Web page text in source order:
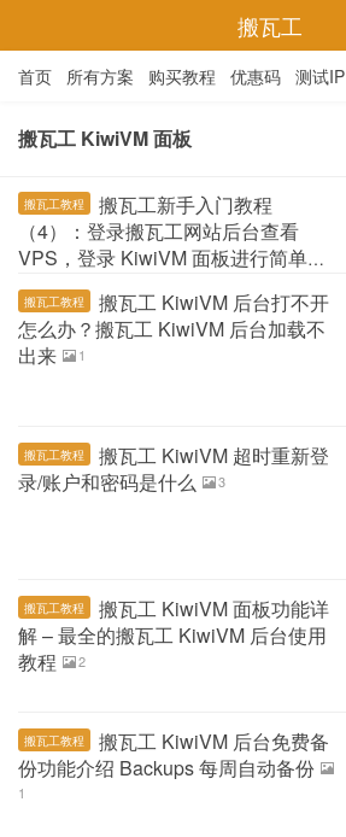
搬瓦工
首页 所有方案 购买教程 优惠码 测试IP
搬瓦工 KiwiVM 面板
搬瓦工教程
搬瓦工新手入门教程
（4）：登录搬瓦工网站后台查看
VPS，登录 KiwiVM 面板进行简单管
理
搬瓦工教程
搬瓦工 KiwiVM 后台打不开
怎么办？搬瓦工 KiwiVM 后台加载不
出来
1
搬瓦工教程
搬瓦工 KiwiVM 超时重新登
录/账户和密码是什么
3
搬瓦工教程
搬瓦工 KiwiVM 面板功能详
解 – 最全的搬瓦工 KiwiVM 后台使用
教程
2
搬瓦工教程
搬瓦工 KiwiVM 后台免费备
份功能介绍 Backups 每周自动备份
1